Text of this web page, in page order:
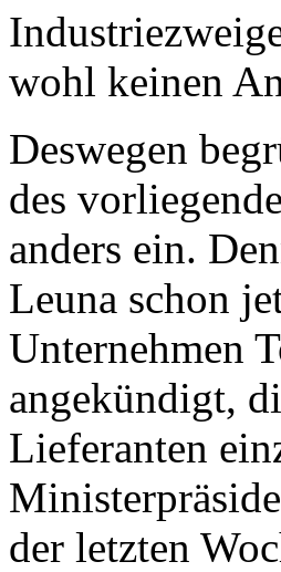
wohl keinen
Deswegen
des
anders ein.
Leuna schon
Unternehmen
angekündigt,
Lieferanten
der letzten